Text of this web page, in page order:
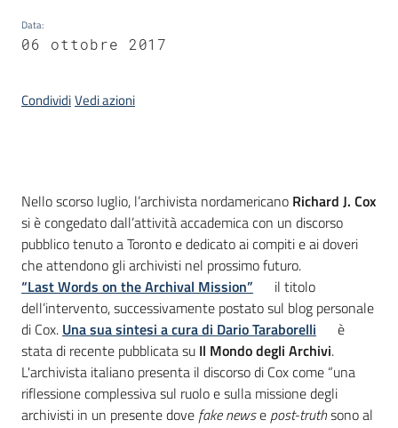
Contatti
Data:
06 ottobre 2017
CondividiVedi azioni
Introduzione
Nello scorso luglio, l’archivista nordamericano Richard J. Cox
si è congedato dall’attività accademica con un discorso
pubblico tenuto a Toronto e dedicato ai compiti e ai doveri
che attendono gli archivisti nel prossimo futuro.
“Last Words on the Archival Mission”
il titolo
dell’intervento, successivamente postato sul blog personale
di Cox. Una sua sintesi a cura di Dario Taraborelli
è
stata di recente pubblicata su Il Mondo degli Archivi.
L'archivista italiano presenta il discorso di Cox come “una
riflessione complessiva sul ruolo e sulla missione degli
archivisti in un presente dove fake newse post-truthsono al